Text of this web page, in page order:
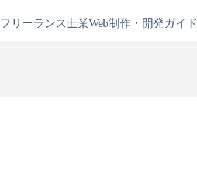
フリーランス士業Web制作・開発ガイド